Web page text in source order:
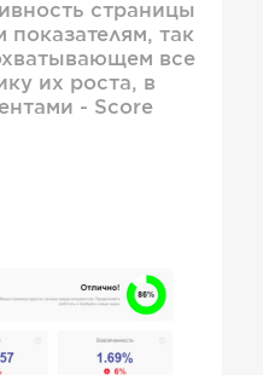
страницы
показателям, так
все
их роста, в
- Score